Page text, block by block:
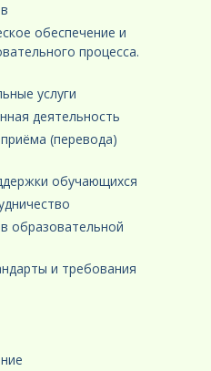
обеспечение и
процесса.
услуги
деятельность
(перевода)
обучающихся
образовательной
и требования